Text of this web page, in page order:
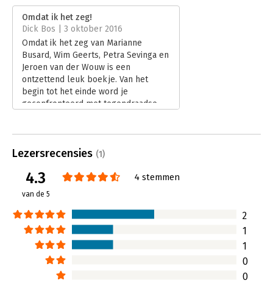
Verschijningsdatum:
Hoofdrubriek: Leiderschap
Omdat ik het zeg!
Dick Bos | 3 oktober 2016
Omdat ik het zeg van Marianne
Busard, Wim Geerts, Petra Sevinga en
Jeroen van der Wouw is een
ontzettend leuk boekje. Van het
begin tot het einde word je
geconfronteerd met tegendraadse
opmerkingen een glimlach om je
Lees verder
Lezersrecensies (1)
4.3
van de 5
4 stemmen
2
1
1
0
0